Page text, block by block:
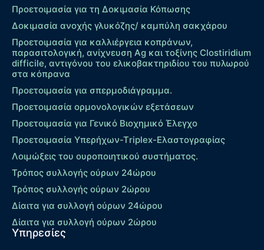
Προετοιμασία για τη Δοκιμασία Κόπωσης
Δοκιμασία ανοχής γλυκόζης/ καμπύλη σακχάρου
Προετοιμασία για καλλιέργεια κοπράνων,
παρασιτολογική, ανίχνευση Ag και τοξίνης Clostiridium
difficile, αντιγόνου του ελικοβακτηριδίου του πυλωρού
στα κόπρανα
Προετοιμασία για σπερμοδιάγραμμα.
Προετοιμασία ορμονολογικών εξετάσεων
Προετοιμασία για Γενικό Βιοχημικό Έλεγχο
Προετοιμασία Υπερήχων-Τriplex-Ελαστογραφίας
Λοιμώξεις του ουροποιητικού συστήματος.
Τρόπος συλλογής ούρων 24ώρου
Τρόπος συλλογής ούρων 2ώρου
Δίαιτα για συλλογή ούρων 24ώρου
Δίαιτα για συλλογή ούρων 2ώρου
Υπηρεσίες